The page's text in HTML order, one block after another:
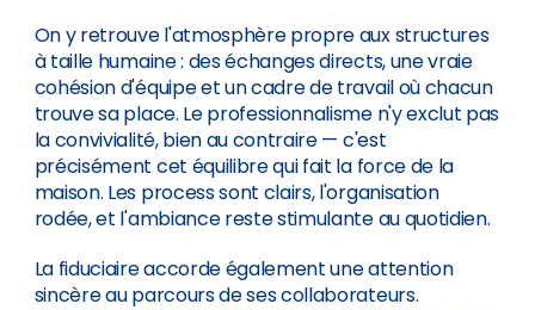
On y retrouve l'atmosphère propre aux structures
à taille humaine : des échanges directs, une vraie
cohésion d'équipe et un cadre de travail où chacun
trouve sa place. Le professionnalisme n'y exclut pas
la convivialité, bien au contraire — c'est
précisément cet équilibre qui fait la force de la
maison. Les process sont clairs, l'organisation
rodée, et l'ambiance reste stimulante au quotidien.
La fiduciaire accorde également une attention
sincère au parcours de ses collaborateurs.